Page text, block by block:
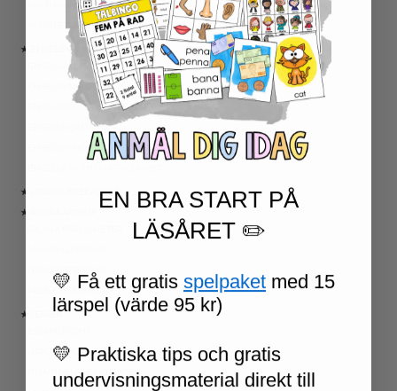
KARTLÄGGNING MATEMATIK
AKTIVITETSPAKET MATEMATIK
★ ENGELSKA
ENGELSKA LÄSNING
ENGELSK SKRIVNING
ENGELSKA ORD- OCH BEGREPP
ENGELSK GRAMATIK
ENGELSKA HÖGFREKVENTA ORD
★ UTOMHUSPEDAGOGIK
★ ANDRA ÄMNEN
RELIGIONSKUNSKAP
★ SERIER
UPPGIFTSKORT SVENSKA
NIVÅINDELADE LÄSTEXTER
EN BRA START PÅ
LÄSÅRET ✏️
💛 Få ett gratis spelpaket med 15
lärspel (värde 95 kr)
💛 Praktiska tips och gratis
undervisningsmaterial direkt till